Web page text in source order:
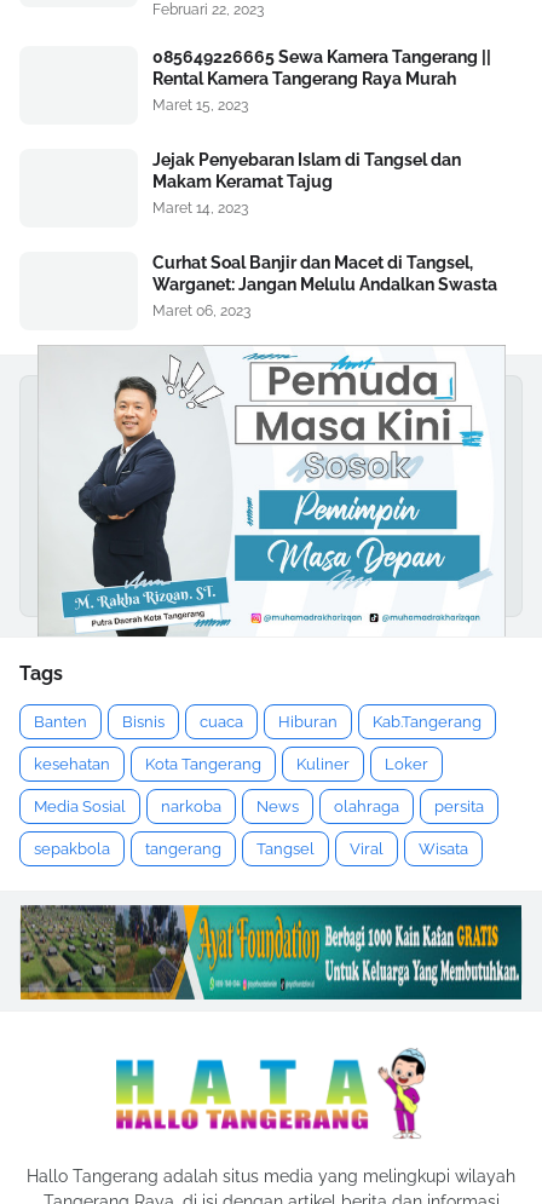
Februari 22, 2023
085649226665 Sewa Kamera Tangerang ||
Rental Kamera Tangerang Raya Murah
Maret 15, 2023
Jejak Penyebaran Islam di Tangsel dan
Makam Keramat Tajug
Maret 14, 2023
Curhat Soal Banjir dan Macet di Tangsel,
Warganet: Jangan Melulu Andalkan Swasta
Maret 06, 2023
Tags
Banten Bisnis cuaca Hiburan Kab.Tangerang
kesehatan Kota Tangerang Kuliner Loker
Media Sosial narkoba News olahraga persita
sepakbola tangerang Tangsel Viral Wisata
Hallo Tangerang adalah situs media yang melingkupi wilayah